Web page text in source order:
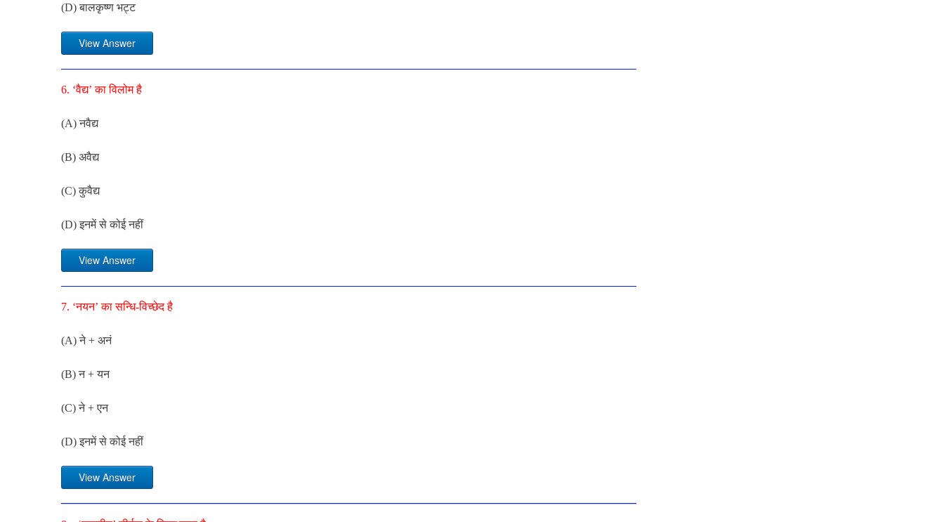
(D) बालकृष्ण भट्ट
View Answer
6. ‘वैद्य’ का विलोम है
(A) नवैद्य
(B) अवैद्य
(C) कुवैद्य
(D) इनमें से कोई नहीं
View Answer
7. ‘नयन’ का सन्धि-विच्छेद है
(A) ने + अनं
(B) न + यन
(C) ने + एन
(D) इनमें से कोई नहीं
View Answer